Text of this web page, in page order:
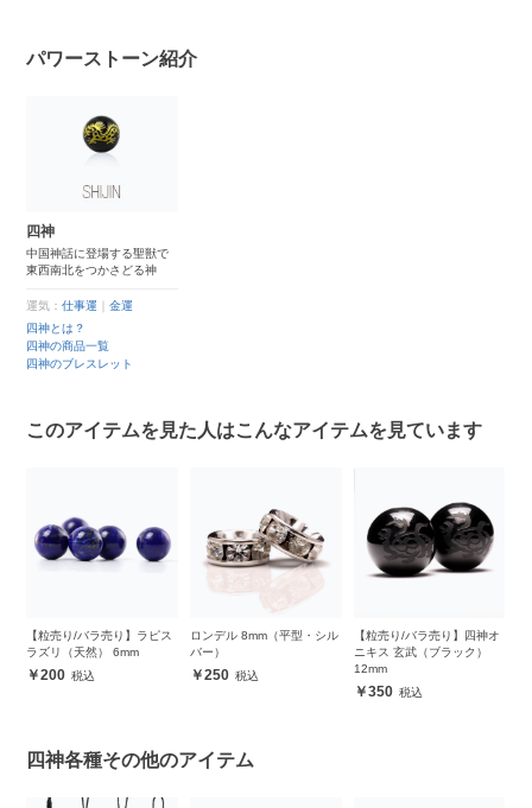
パワーストーン紹介
四神
中国神話に登場する聖獣で
東西南北をつかさどる神
運気：仕事運 ｜金運
四神とは？
四神の商品一覧
四神のブレスレット
このアイテムを見た人はこんなアイテムを見ています
【粒売り/バラ売り】ラピス
ラズリ（天然） 6mm
200
ロンデル 8mm（平型・シル
バー）
250
【粒売り/バラ売り】四神オ
ニキス 玄武（ブラック）
12mm
350
四神各種その他のアイテム